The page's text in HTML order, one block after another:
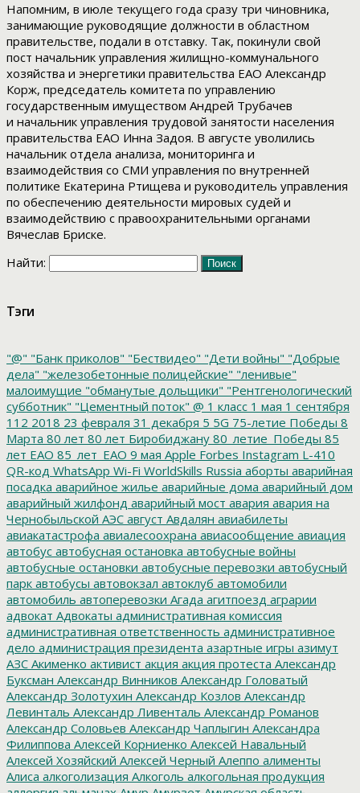
Напомним, в июле текущего года сразу три чиновника,
занимающие руководящие должности в областном
правительстве, подали в отставку. Так, покинули свой
пост начальник управления жилищно-коммунального
хозяйства и энергетики правительства ЕАО Александр
Корж, председатель комитета по управлению
государственным имуществом Андрей Трубачев
и начальник управления трудовой занятости населения
правительства ЕАО Инна Задоя. В августе уволились
начальник отдела анализа, мониторинга и
взаимодействия со СМИ управления по внутренней
политике Екатерина Ртищева и руководитель управления
по обеспечению деятельности мировых судей и
взаимодействию с правоохранительными органами
Вячеслав Бриске.
Найти:
Тэги
"@" "Банк приколов" "Бествидео" "Дети войны" "Добрые
дела" "железобетонные полицейские" "ленивые"
малоимущие "обманутые дольщики" "Рентгенологический
субботник" "Цементный поток" @ 1 класс 1 мая 1 сентября
112 2018 23 февраля 31 декабря 5 5G 75-летие Победы 8
Марта 80 лет 80 лет Биробиджану 80_летие_Победы 85
лет ЕАО 85_лет_ЕАО 9 мая Apple Forbes Instagram L-410
QR-код WhatsApp Wi-Fi WorldSkills Russia аборты аварийная
посадка аварийное жилье аварийные дома аварийный дом
аварийный жилфонд аварийный мост авария авария на
Чернобыльской АЭС август Авдалян авиабилеты
авиакатастрофа авиалесоохрана авиасообщение авиация
автобус автобусная остановка автобусные войны
автобусные остановки автобусные перевозки автобусный
парк автобусы автовокзал автоклуб автомобили
автомобиль автоперевозки Агада агитпоезд аграрии
адвокат Адвокаты административная комиссия
административная ответственность административное
дело администрация президента азартные игры азимут
АЗС Акименко активист акция акция протеста Александр
Буксман Александр Винников Александр Головатый
Александр Золотухин Александр Козлов Александр
Левинталь Александр Ливенталь Александр Романов
Александр Соловьев Александр Чаплыгин Александра
Филиппова Алексей Корниенко Алексей Навальный
Алексей Хозяйский Алексей Черный Алеппо алименты
Алиса алкоголизация Алкоголь алкогольная продукция